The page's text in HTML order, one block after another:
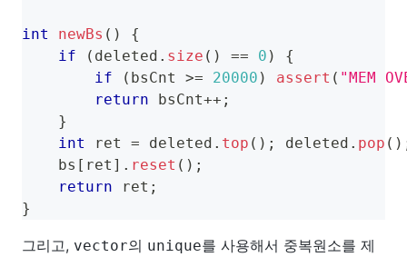
int newBs ( )
{
if
( deleted . size ( ) == 0 )
{
if
( bsCnt >= 20000 ) assert ( "MEM
return bsCnt++ ;
}
int
ret = deleted . top ( ) ; deleted . pop ( )
    bs
[ ret ] . reset ( ) ;
return ret ;
}
그리고, vector의 unique를 사용해서 중복원소를 제